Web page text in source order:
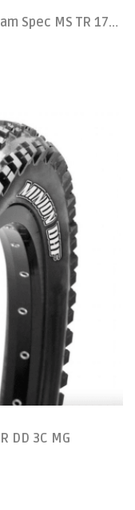
Neumático Aspen 29x2.25 K EXO Team Spec MS TR 170tpi
DD 3C MG